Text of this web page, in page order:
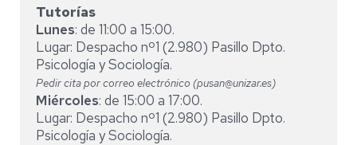
Tutorías
Lunes: de 11:00 a 15:00.
Lugar: Despacho nº1 (2.980) Pasillo Dpto.
Psicología y Sociología.
Pedir cita por correo electrónico (pusan@unizar.es)
Miércoles: de 15:00 a 17:00.
Lugar: Despacho nº1 (2.980) Pasillo Dpto.
Psicología y Sociología.